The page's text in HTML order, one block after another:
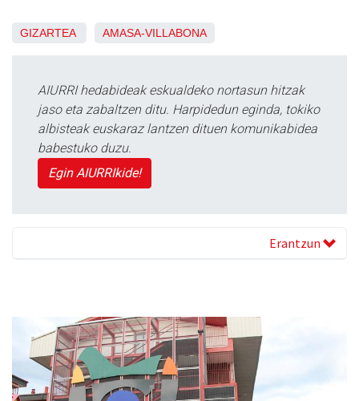
GIZARTEA AMASA-VILLABONA
AIURRI hedabideak eskualdeko nortasun hitzak
jaso eta zabaltzen ditu. Harpidedun eginda, tokiko
albisteak euskaraz lantzen dituen komunikabidea
babestuko duzu.
Egin AIURRIkide!
Erantzun